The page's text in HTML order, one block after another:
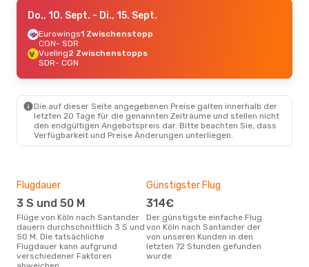
Do., 10. Sept. - Di., 15. Sept.
Eurowings1 Zwischenstopp
CGN- SDR
Vueling2 Zwischenstopps
SDR- CGN
Die auf dieser Seite angegebenen Preise galten innerhalb der
letzten 20 Tage für die genannten Zeiträume und stellen nicht
den endgültigen Angebotspreis dar. Bitte beachten Sie, dass
Verfügbarkeit und Preise Änderungen unterliegen.
Flugdauer
3 S und 50 M
Flüge von Köln nach Santander
dauern durchschnittlich 3 S und
50 M. Die tatsächliche
Flugdauer kann aufgrund
verschiedener Faktoren
Günstigster Flug
314€
Der günstigste einfache Flug
von Köln nach Santander der
von unseren Kunden in den
letzten 72 Stunden gefunden
wurde